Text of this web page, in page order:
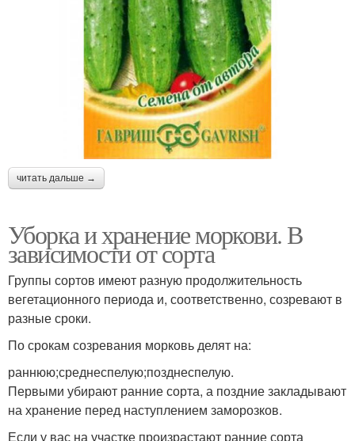
читать дальше →
Уборка и хранение моркови. В
зависимости от сорта
Группы сортов имеют разную продолжительность
вегетационного периода и, соответственно, созревают в
разные сроки.
По срокам созревания морковь делят на:
раннюю;среднеспелую;позднеспелую.
Первыми убирают ранние сорта, а поздние закладывают
на хранение перед наступлением заморозков.
Если у вас на участке произрастают ранние сорта